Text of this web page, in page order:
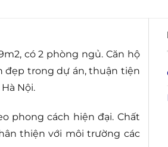
có 2 phòng ngủ. Căn hộ
đẹp trong dự án, thuận tiện
Nội.
phong cách hiện đại. Chất
thiện với môi trường các